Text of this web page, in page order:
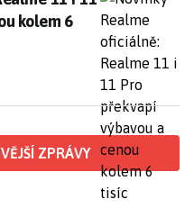
kolem 6
ZPRÁVY